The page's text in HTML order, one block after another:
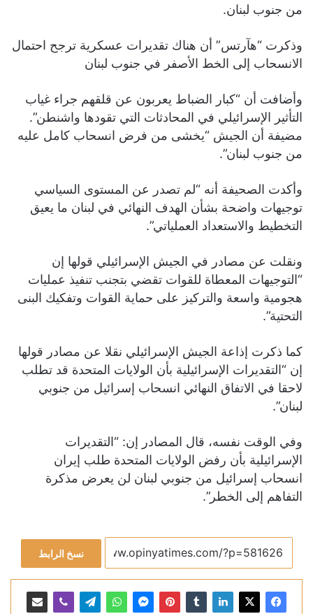
من جنوب لبنان.
وذكرت “هآرتس” أن هناك تقديرات عسكرية ترجح احتمال
الانسحاب إلى الخط الأصفر في جنوب لبنان
وأضافت أن “كبار الضباط يعربون عن قلقهم جراء غياب
التأثير الإسرائيلي في المحادثات التي تقودها واشنطن”.
مضيفة أن الجيش “يخشى من فرض انسحاب كامل عليه
من جنوب لبنان”.
وأكدت الصحيفة أنه “لم تصدر عن المستوى السياسي
توجيهات واضحة بشأن الهدف النهائي في لبنان ما يعيق
التخطيط والاستعداد العملياتي”.
ونقلت عن مصادر في الجيش الإسرائيلي قولها إن
“التوجيهات المعطاة للقوات تقضي بتجنب تنفيذ عمليات
هجومية واسعة والتركيز على حماية القوات وتفكيك البنى
التحتية”.
كما ذكرت إذاعة الجيش الإسرائيلي نقلا عن مصادر قولها
إن “التقديرات الإسرائيلية بأن الولايات المتحدة قد تطلب
لاحقا في الاتفاق النهائي انسحاب إسرائيل من جنوبي
لبنان”.
وفي الوقت نفسه، قال المصادر إن: “التقديرات
الإسرائيلية بأن رفض الولايات المتحدة طلب إيران
انسحاب إسرائيل من جنوبي لبنان لن يعرض مذكرة
التفاهم إلى الخطر”.
نسخ الرابط